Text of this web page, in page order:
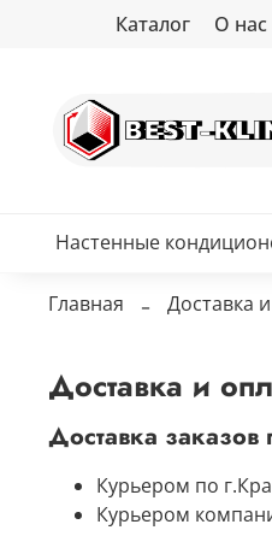
Каталог О нас
Настенные
Главная Доставка
Доставка и
Доставка
Курьером по
Курьером